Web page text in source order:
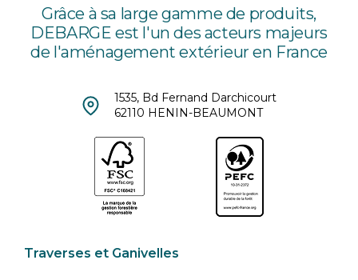
Grâce à sa large gamme de produits,
DEBARGE est l'un des acteurs majeurs
de l'aménagement extérieur en France
1535, Bd Fernand Darchicourt
62110 HENIN-BEAUMONT
Traverses et Ganivelles